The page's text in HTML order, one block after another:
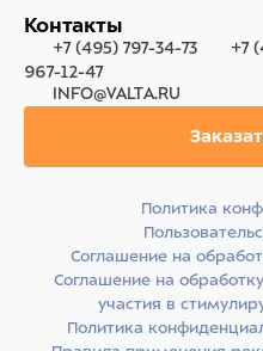
Контакты
+7 (495) 797-34-73 +7
967-12-47
INFO@VALTA.RU
Политика
Соглашение на
Соглашение на
участия в
Политика